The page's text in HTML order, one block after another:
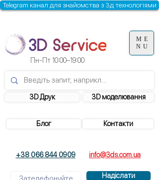
3D моделювання
Контакти
3D Друк
+38 066 844 0909 info@3ds.com.ua
Надіслати
Блог
Пн-Пт 10:00–19:00
Telegram канал для знайомства з 3д технологіями
ME
NU